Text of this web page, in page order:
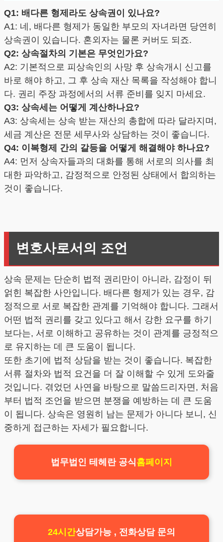
Q1: 배다른 형제라도 상속권이 있나요?
A1: 네, 배다른 형제가 동일한 부모의 자녀라면 당연히
상속권이 있습니다. 혼외자는 물론 커버도 되죠.
Q2: 상속절차의 기본은 무엇인가요?
A2: 기본적으로 피상속인의 사망 후 상속개시 신고를
바로 해야 하고, 그 후 상속 재산 목록을 작성해야 합니
다. 권리 주장 과정에서의 서류 준비를 잊지 마세요.
Q3: 상속세는 어떻게 계산하나요?
A3: 상속세는 상속 받는 재산의 총합에 따라 달라지며,
세금 계산은 전문 세무사와 상담하는 것이 좋습니다.
Q4: 이복형제 간의 갈등을 어떻게 해결해야 하나요?
A4: 먼저 상속자들과의 대화를 통해 서로의 의사를 최
대한 파악하고, 감정적으로 안정된 상태에서 합의하는
것이 좋습니다.
변호사로서의 조언
상속 문제는 단순히 법적 권리만이 아니라, 감정이 뒤
얽힌 복잡한 사안입니다. 배다른 형제가 있는 경우, 감
정적으로 서로 복잡한 관계를 기억해야 합니다. 그래서
어떤 법적 권리를 갖고 있다고 해서 강한 요구를 하기
보다는, 서로 이해하고 공유하는 것이 관계를 긍정적으
로 유지하는 데 큰 도움이 됩니다.
또한 초기에 법적 상담을 받는 것이 좋습니다. 복잡한
서류 절차와 법적 요건을 더 잘 이해할 수 있게 도와줄
것입니다. 겪었던 사연을 바탕으로 말씀드리자면, 처음
부터 법적 조언을 받으면 분쟁을 예방하는 데 큰 도움
이 됩니다. 상속은 영원히 남는 문제가 아니다 보니, 신
중하게 접근하는 자세가 필요합니다.
법무법인 테헤란 공식홈페이지
24시간상담가능 , 전화상담 문의